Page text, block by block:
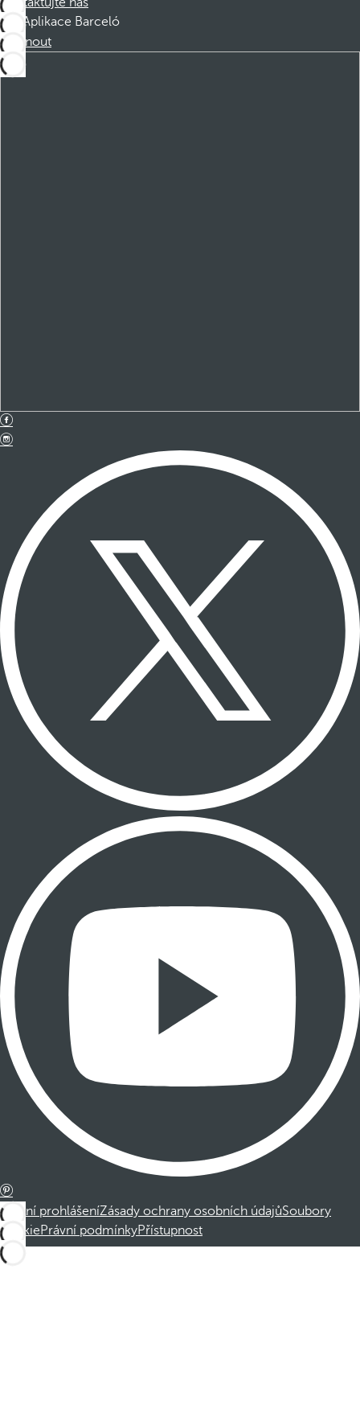
Aplikace Barceló
Stáhnout
Právní prohlášeníZásady ochrany osobních údajůSoubory
cookiePrávní podmínkyPřístupnost